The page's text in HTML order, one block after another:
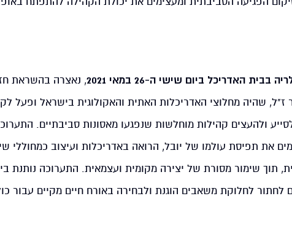
בבית האדריכל ביום שישי ה-26 במאי 2021
, נאצרה בהשראת
ז"ל, שהיה מחלוצי האדריכלות האתית והאקולוגית בישראל ופעל
לסייע ולהעצים קהילות מוחלשות שנפגעו מאסונות סביבתיים.
את תפיסת עולמו של יובל, הרואה באדריכלות ועיצוב כמחוללי
תוך שימור מסורת של יצירה מקומית ועצמאית. התערוכה נותנת
לחתור לחלוקת משאבים הוגנת ולבחירה באורח חיים מקיים עבור